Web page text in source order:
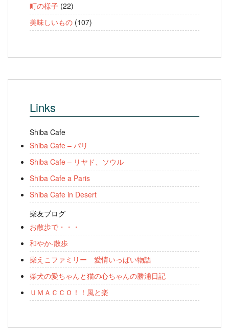
町の様子 (22)
美味しいもの (107)
Links
Shiba Cafe
Shiba Cafe – パリ
Shiba Cafe – リヤド、ソウル
Shiba Cafe a Paris
Shiba Cafe in Desert
柴友ブログ
お散歩で・・・
和やか-散歩
柴えこファミリー 愛情いっぱい物語
柴犬の愛ちゃんと猫の心ちゃんの勝浦日記
ＵＭＡＣＣＯ！！風と楽